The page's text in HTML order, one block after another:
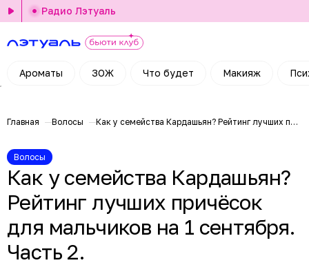
Ароматы ЗОЖ Что будет Макияж
Радио Лэтуаль
Главная Волосы Как у семейства Кардашьян? Рейтинг лучших причёсок для мальчиков на 1 сентября. Часть 2.
Волосы
Как у семейства Кардашьян?
Рейтинг лучших причёсок
для мальчиков на 1 сентября.
Часть 2.